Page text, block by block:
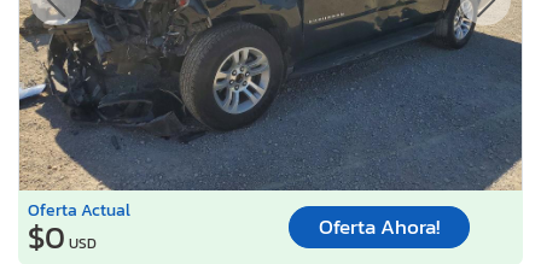
Oferta Actual
$0 USD
Oferta Ahora!